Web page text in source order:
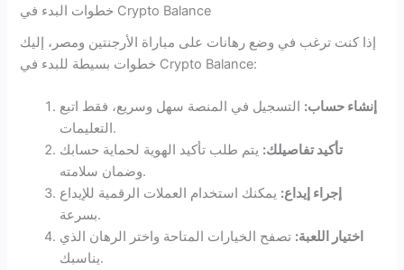
خطوات البدء في Crypto Balance
إذا كنت ترغب في وضع رهانات على مباراة الأرجنتين ومصر، إليك
خطوات بسيطة للبدء في Crypto Balance:
إنشاء حساب: التسجيل في المنصة سهل وسريع، فقط اتبع
التعليمات.
تأكيد تفاصيلك: يتم طلب تأكيد الهوية لحماية حسابك
وضمان سلامته.
إجراء إيداع: يمكنك استخدام العملات الرقمية للإيداع
بسرعة.
اختيار اللعبة: تصفح الخيارات المتاحة واختر الرهان الذي
يناسبك.